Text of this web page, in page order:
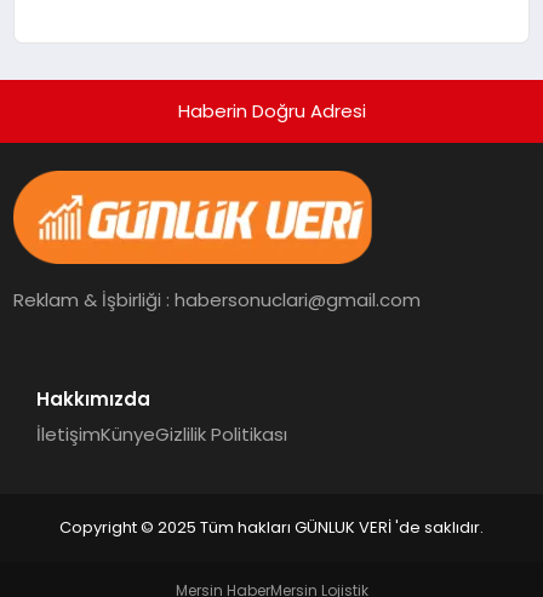
Haberin Doğru Adresi
Reklam & İşbirliği : habersonuclari@gmail.com
Hakkımızda
İletişimKünyeGizlilik Politikası
Copyright © 2025 Tüm hakları GÜNLUK VERİ 'de saklıdır.
Mersin HaberMersin Lojistik